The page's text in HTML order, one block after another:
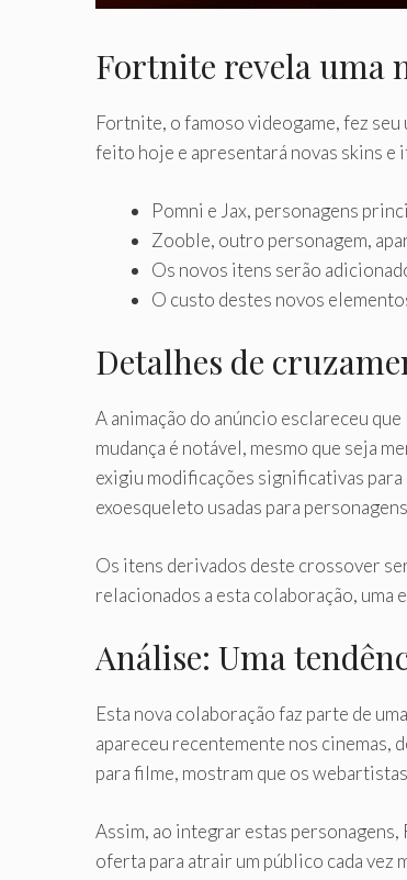
Fortnite revela uma
Fortnite, o famoso videogame, fez
feito hoje e apresentará novas skins e
Pomni e Jax, personagens
Zooble, outro personagem,
Os novos itens serão
O custo destes novos
Detalhes de
A animação do anúncio esclareceu
mudança é notável, mesmo que seja
exigiu modificações significativas
exoesqueleto usadas para
Os itens derivados deste crossover
relacionados a esta colaboração, uma
Análise: Uma
Esta nova colaboração faz parte de
apareceu recentemente nos cinemas,
para filme, mostram que os
Assim, ao integrar estas
oferta para atrair um público cada vez